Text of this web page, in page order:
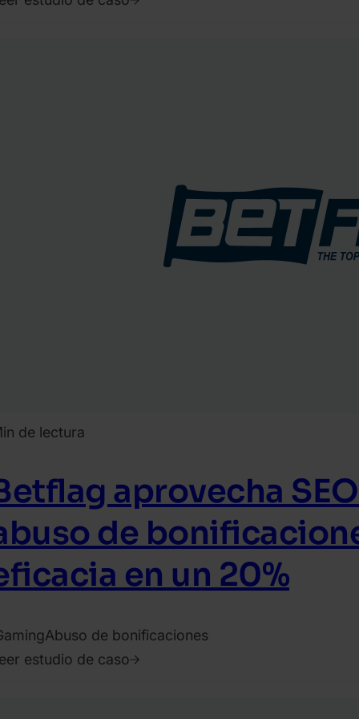
de lectura
aprovecha
de
en un 20%
Abuso de bonificaciones
estudio de caso